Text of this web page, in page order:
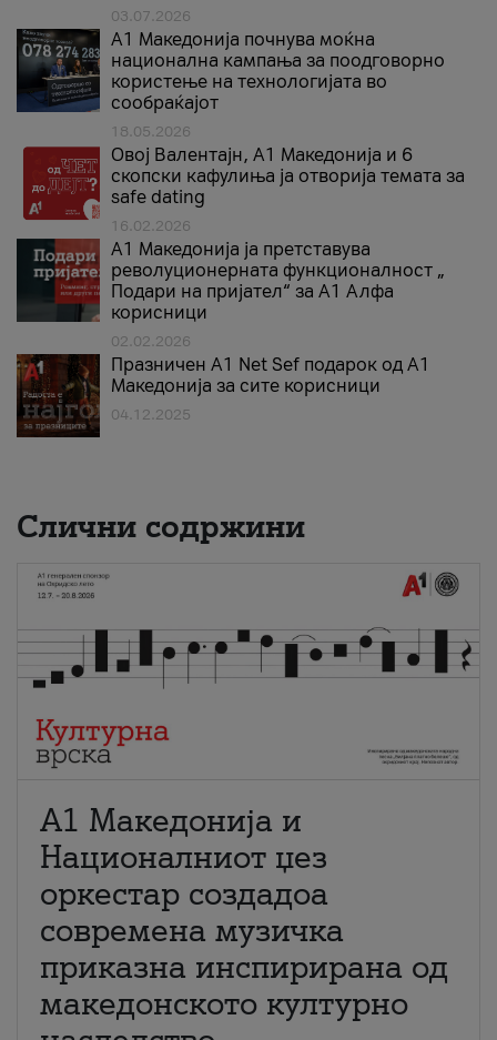
03.07.2026
A1 Македонија почнува моќна
национална кампања за поодговорно
користење на технологијата во
сообраќајот
18.05.2026
Овој Валентајн, A1 Македонија и 6
скопски кафулиња ја отворија темата за
safe dating
16.02.2026
А1 Македонија ја претставува
револуционерната функционалност „
Подари на пријател“ за А1 Алфа
корисници
02.02.2026
Празничен A1 Net Sеf подарок од А1
Македонија за сите корисници
04.12.2025
Слични содржини
А1 Македонија и
Националниот џез
оркестар создадоа
современа музичка
приказна инспирирана од
македонското културно